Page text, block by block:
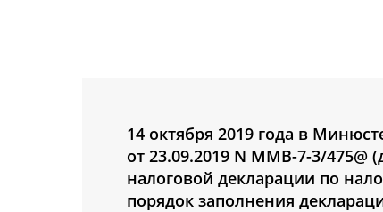
14 октября 2019 года в
от 23.09.2019 N ММВ-7-3/475@
налоговой декларации по
порядок заполнения